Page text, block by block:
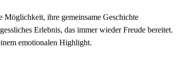
Möglichkeit, ihre gemeinsame Geschichte
Erlebnis, das immer wieder Freude bereitet.
emotionalen Highlight.